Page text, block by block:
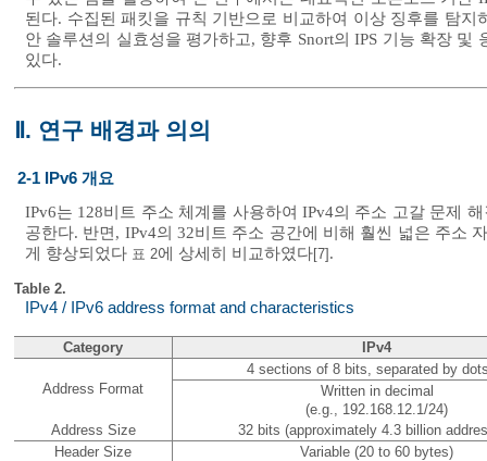
된다. 수집된 패킷을 규칙 기반으로 비교하여 이상 징후를 탐
안 솔루션의 실효성을 평가하고, 향후 Snort의 IPS 기능 확장
있다.
Ⅱ. 연구 배경과 의의
2-1 IPv6 개요
IPv6는 128비트 주소 체계를 사용하여 IPv4의 주소 고갈 문제
공한다. 반면, IPv4의 32비트 주소 공간에 비해 훨씬 넓은 주소
게 향상되었다 표 2에 상세히 비교하였다[7] .
Table 2.
IPv4 / IPv6 address format and characteristics
Category IPv4
Address Format
4 sections of 8 bits, separated by
Written in decimal
(e.g., 192.168.12.1/24)
Address Size
32 bits (approximately 4.3 billion
Header Size
Variable (20 to 60 bytes)